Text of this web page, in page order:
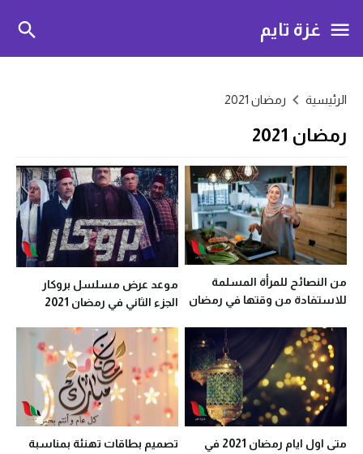
غزة تايم
الرئيسية رمضان 2021
رمضان 2021
من النصائح للمرأة المسلمة
للاستفادة من وقتها في رمضان
موعد عرض مسلسل بروكار
الجزء الثاني في رمضان 2021
متى اول ايام رمضان 2021 في
تصميم بطاقات تهنئة بمناسبة